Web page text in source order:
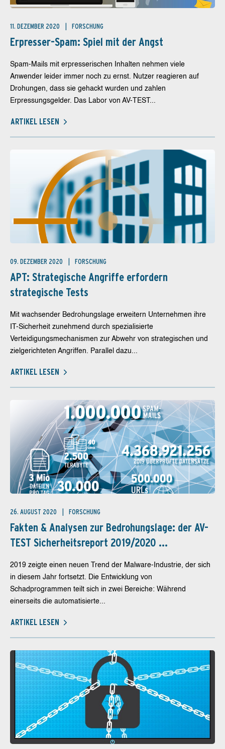
11. DEZEMBER 2020 FORSCHUNG
Erpresser-Spam: Spiel mit der Angst
Spam-Mails mit erpresserischen Inhalten nehmen viele
Anwender leider immer noch zu ernst. Nutzer reagieren auf
Drohungen, dass sie gehackt wurden und zahlen
Erpressungsgelder. Das Labor von AV-TEST...
ARTIKEL LESEN
09. DEZEMBER 2020 FORSCHUNG
APT: Strategische Angriffe erfordern
strategische Tests
Mit wachsender Bedrohungslage erweitern Unternehmen ihre
IT-Sicherheit zunehmend durch spezialisierte
Verteidigungsmechanismen zur Abwehr von strategischen und
zielgerichteten Angriffen. Parallel dazu...
ARTIKEL LESEN
26. AUGUST 2020 FORSCHUNG
Fakten & Analysen zur Bedrohungslage: der AV-
TEST Sicherheitsreport 2019/2020 ...
2019 zeigte einen neuen Trend der Malware-Industrie, der sich
in diesem Jahr fortsetzt. Die Entwicklung von
Schadprogrammen teilt sich in zwei Bereiche: Während
einerseits die automatisierte...
ARTIKEL LESEN